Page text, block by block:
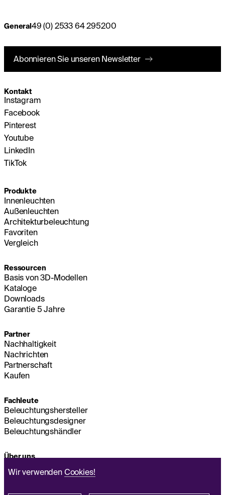
Wir verwenden Cookies!
General49 (0) 2533 64 295200
Abonnieren Sie unseren Newsletter
Kontakt
Instagram
Facebook
Pinterest
Youtube
LinkedIn
TikTok
Produkte
Innenleuchten
Außenleuchten
Architekturbeleuchtung
Favoriten
Vergleich
Ressourcen
Basis von 3D-Modellen
Kataloge
Downloads
Garantie 5 Jahre
Partner
Nachhaltigkeit
Nachrichten
Partnerschaft
Kaufen
Fachleute
Beleuchtungshersteller
Beleuchtungsdesigner
Beleuchtungshändler
Über uns
Hauptsitz